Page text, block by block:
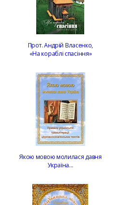
Прот. Андрій Власенко,
«На кораблі спасіння»
Якою мовою молилася давня
Україна…